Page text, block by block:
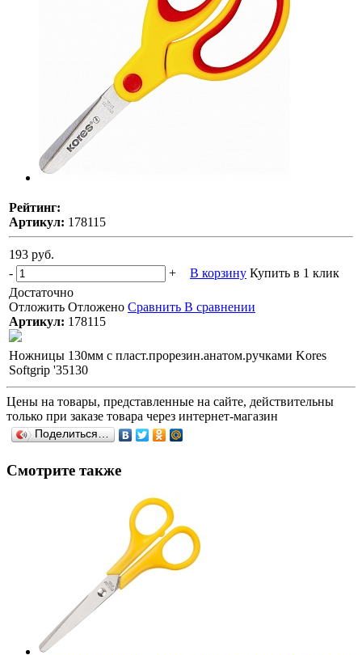
Рейтинг:
Артикул: 178115
193 руб.
-
+ В корзину Купить в 1 клик
Достаточно
Отложить Отложено Сравнить В сравнении
Артикул: 178115
Ножницы 130мм с пласт.прорезин.анатом.ручками Kores
Softgrip '35130
Цены на товары, представленные на сайте, действительны
только при заказе товара через интернет-магазин
Поделиться…
Смотрите также